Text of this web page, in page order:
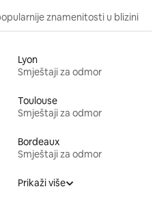
znamenitosti u blizini
Lyon
Smještaji za odmor
Toulouse
Smještaji za odmor
Bordeaux
Smještaji za odmor
Prikaži više